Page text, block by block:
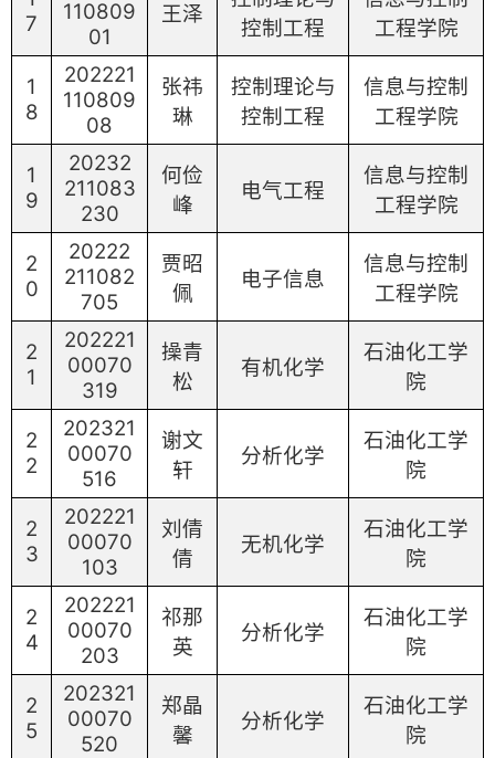
7
110809
01
王泽
控制工程
工程学院
1
8
202221
110809
08
张祎
琳
控制理论与
控制工程
信息与控制
工程学院
1
9
20232
211083
230
何俭
峰
电气工程
信息与控制
工程学院
2
0
20222
211082
705
贾昭
佩
电子信息
信息与控制
工程学院
2
1
202221
00070
319
操青
松
有机化学
石油化工学
院
2
2
202321
00070
516
谢文
轩
分析化学
石油化工学
院
2
3
202221
00070
103
刘倩
倩
无机化学
石油化工学
院
2
4
202221
00070
203
祁那
英
分析化学
石油化工学
院
2
5
202321
00070
520
郑晶
馨
分析化学
石油化工学
院